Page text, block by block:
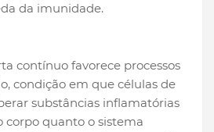
da imunidade.
contínuo favorece processos
condição em que células de
substâncias inflamatórias
quanto o sistema